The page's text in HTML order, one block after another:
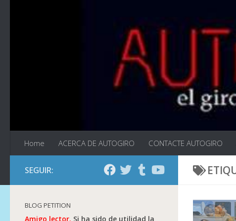
Home ACERCA DE AUTOGIRO CONTACTE AUTOGIRO
SEGUIR:
BLOG PETITION
Amigo lector. Si ha sido de utilidad la